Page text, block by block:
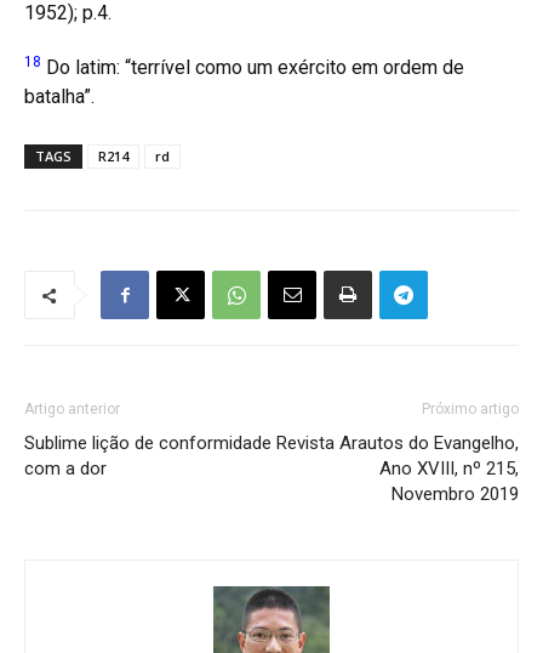
1952); p.4.
18 Do latim: “terrível como um exército em ordem de
batalha”.
TAGS R214 rd
Artigo anterior
Sublime lição de conformidade
com a dor
Próximo artigo
Revista Arautos do Evangelho,
Ano XVIII, nº 215,
Novembro 2019